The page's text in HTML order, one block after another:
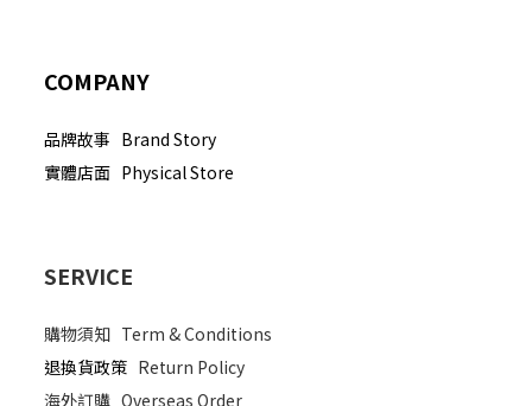
COMPANY
品牌故事 Brand Story
實體店面 Physical Store
SERVICE
購物須知 Term & Conditions
退換貨政策 Return Policy
海外訂購 Overseas Order